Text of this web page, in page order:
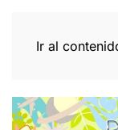
Ir al